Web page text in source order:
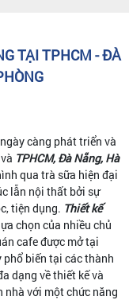
TẠI TPHCM - ĐÀ
càng phát triển và
TPHCM, Đà Nẵng, Hà
qua trà sữa hiện đại
lẫn nội thất bởi sự
tiện dụng. Thiết kế
chọn của nhiều chủ
cafe được mở tại
biến tại các thành
dạng về thiết kế và
nhà với một chức năng